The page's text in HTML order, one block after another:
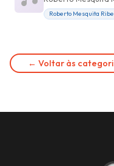
Roberto Mesquita
← Voltar às